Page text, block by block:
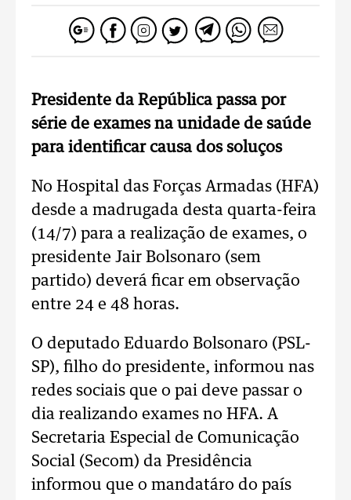
Presidente da República passa por
série de exames na unidade de saúde
para identificar causa dos soluços
No Hospital das Forças Armadas (HFA)
desde a madrugada desta quarta-feira
(14/7) para a realização de exames, o
presidente Jair Bolsonaro (sem
partido) deverá ficar em observação
entre 24 e 48 horas.
O deputado Eduardo Bolsonaro (PSL-
SP), filho do presidente, informou nas
redes sociais que o pai deve passar o
dia realizando exames no HFA. A
Secretaria Especial de Comunicação
Social (Secom) da Presidência
informou que o mandatáro do país